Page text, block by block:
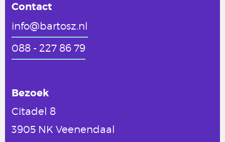
Contact
info@bartosz.nl
088 - 227 86 79
Bezoek
Citadel 8
3905 NK Veenendaal